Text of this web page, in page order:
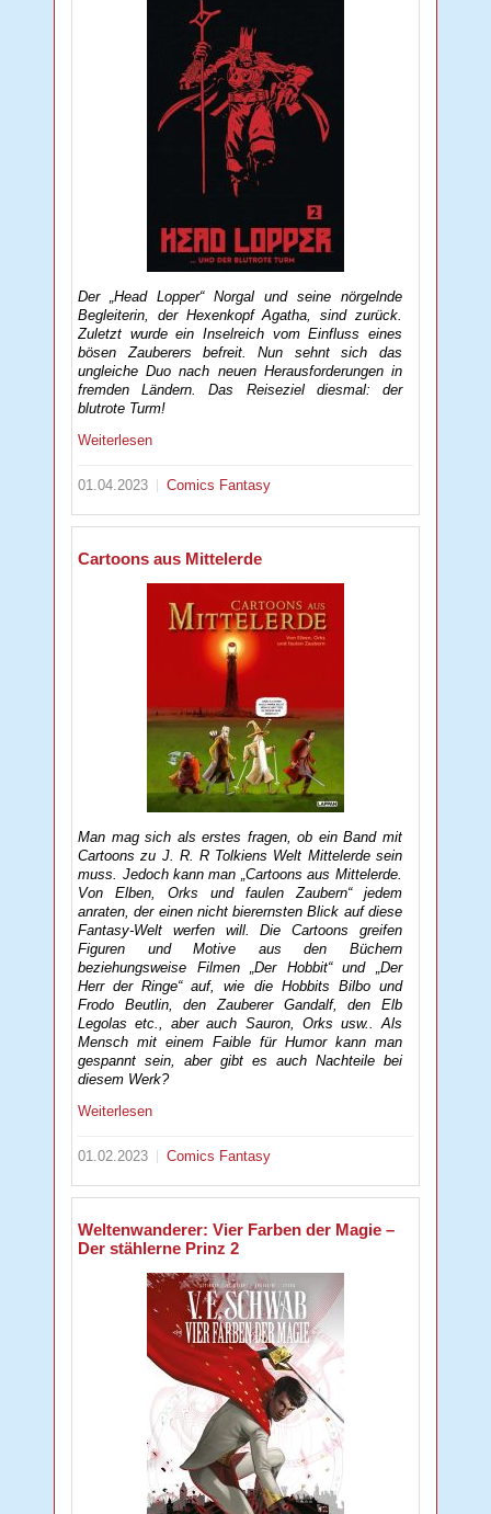
Der „Head Lopper“ Norgal und seine nörgelnde
Begleiterin, der Hexenkopf Agatha, sind zurück.
Zuletzt wurde ein Inselreich vom Einfluss eines
bösen Zauberers befreit. Nun sehnt sich das
ungleiche Duo nach neuen Herausforderungen in
fremden Ländern. Das Reiseziel diesmal: der
blutrote Turm!
Weiterlesen
01.04.2023 Comics Fantasy
Cartoons aus Mittelerde
Man mag sich als erstes fragen, ob ein Band mit
Cartoons zu J. R. R Tolkiens Welt Mittelerde sein
muss. Jedoch kann man „Cartoons aus Mittelerde.
Von Elben, Orks und faulen Zaubern“ jedem
anraten, der einen nicht bierernsten Blick auf diese
Fantasy-Welt werfen will. Die Cartoons greifen
Figuren und Motive aus den Büchern
beziehungsweise Filmen „Der Hobbit“ und „Der
Herr der Ringe“ auf, wie die Hobbits Bilbo und
Frodo Beutlin, den Zauberer Gandalf, den Elb
Legolas etc., aber auch Sauron, Orks usw.. Als
Mensch mit einem Faible für Humor kann man
gespannt sein, aber gibt es auch Nachteile bei
diesem Werk?
Weiterlesen
01.02.2023 Comics Fantasy
Weltenwanderer: Vier Farben der Magie –
Der stählerne Prinz 2